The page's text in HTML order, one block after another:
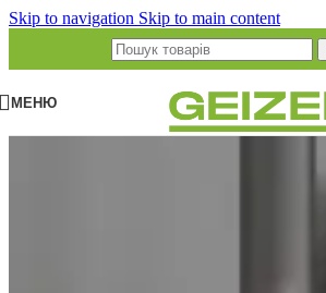
Skip to navigation Skip to main content
МЕНЮ